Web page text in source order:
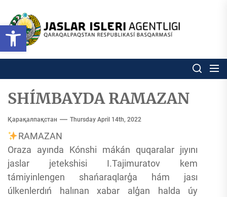
Open toolbar
content
Respublikası
basqarması
Ózbekstan jaslar isleri
SHÍMBAYDA RAMAZAN
Қарақалпақстан Thursday April 14th, 2022
RAMAZAN
Oraza ayında Kónshi mákán quqaralar jıyını
jaslar jetekshisi I.Tajimuratov kem
támiyinlengen shańaraqlarģa hám jası
úlkenlerdıń halınan xabar alģan halda úy